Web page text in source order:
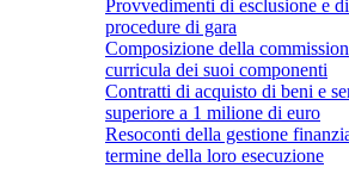
Provvedimenti di esclusione e
procedure di gara
Composizione della
curricula dei suoi componenti
Contratti di acquisto di beni e
superiore a 1 milione di euro
Resoconti della gestione
termine della loro esecuzione